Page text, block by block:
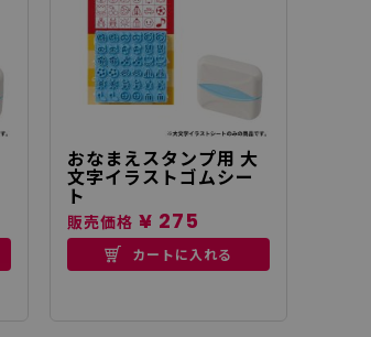
おなまえスタンプ用 大
文字イラストゴムシー
ト
販売価格 ¥ 275
カートに入れる